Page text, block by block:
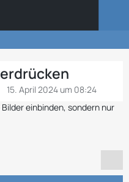
15. April 2024 um 08:24
einbinden, sondern nur